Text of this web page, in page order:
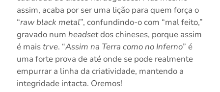
assim, acaba por ser uma lição para quem força o
“raw black metal”, confundindo-o com “mal feito,”
gravado num headsetdos chineses, porque assim
é maistrve. “Assim na Terra como no Inferno” é
uma forte prova de até onde se pode realmente
empurrar a linha da criatividade, mantendo a
integridade intacta. Oremos!